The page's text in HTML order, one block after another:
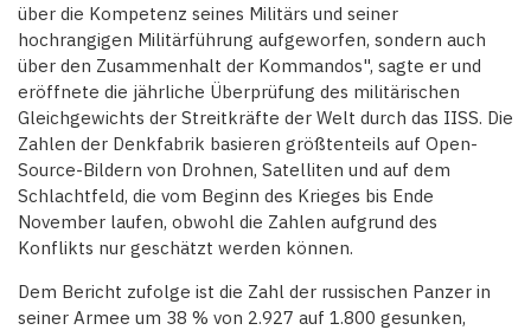
über die Kompetenz seines Militärs und seiner
hochrangigen Militärführung aufgeworfen, sondern auch
über den Zusammenhalt der Kommandos", sagte er und
eröffnete die jährliche Überprüfung des militärischen
Gleichgewichts der Streitkräfte der Welt durch das IISS. Die
Zahlen der Denkfabrik basieren größtenteils auf Open-
Source-Bildern von Drohnen, Satelliten und auf dem
Schlachtfeld, die vom Beginn des Krieges bis Ende
November laufen, obwohl die Zahlen aufgrund des
Konflikts nur geschätzt werden können.
Dem Bericht zufolge ist die Zahl der russischen Panzer in
seiner Armee um 38 % von 2.927 auf 1.800 gesunken,